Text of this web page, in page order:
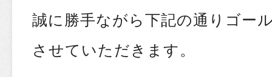
誠に勝手ながら下記の通りゴー
させていただきます。